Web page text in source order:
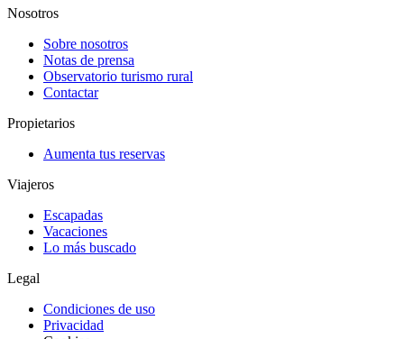
Nosotros
Sobre nosotros
Notas de prensa
Observatorio turismo rural
Contactar
Propietarios
Aumenta tus reservas
Viajeros
Escapadas
Vacaciones
Lo más buscado
Legal
Condiciones de uso
Privacidad